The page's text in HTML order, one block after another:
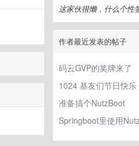
这家伙很懒，什么个性
作者最近发表的帖子
码云GVP的奖牌来了
1024 基友们节日快乐
准备搞个NutzBoot
Springboot里使用